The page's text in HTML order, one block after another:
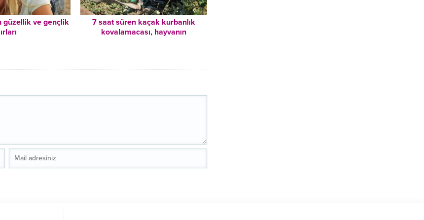
güzellik ve gençlik
7 saat süren kaçak kurbanlık
kovalamacası, hayvanın